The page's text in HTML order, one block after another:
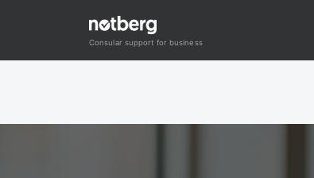
Consular support for business